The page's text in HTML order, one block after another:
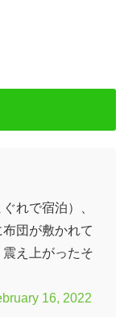
れで宿泊）、
団が敷かれて
え上がったそ
16, 2022